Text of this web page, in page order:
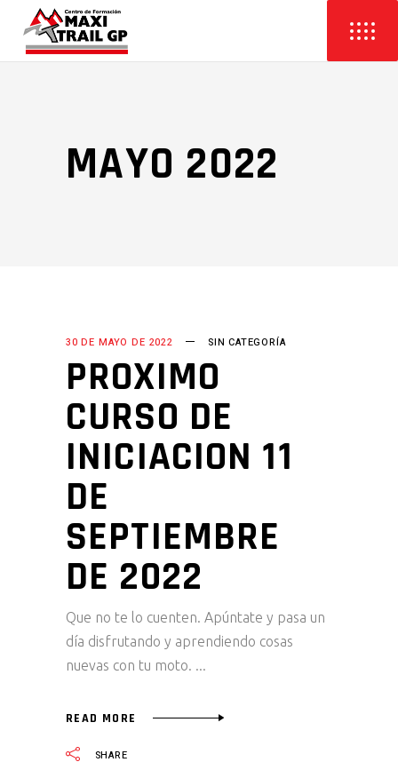
MAYO 2022
30 DE MAYO DE 2022 SIN CATEGORÍA
PROXIMO
CURSO DE
INICIACION 11
DE
SEPTIEMBRE
DE 2022
Que no te lo cuenten. Apúntate y pasa un
día disfrutando y aprendiendo cosas
nuevas con tu moto.
READ MORE
SHARE